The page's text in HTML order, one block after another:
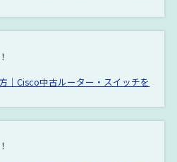
｜Cisco中古ルーター・スイッチを